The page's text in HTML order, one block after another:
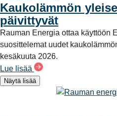
Kaukolämmön
päivittyvät
Rauman Energia ottaa käyttöön
suosittelemat uudet
kesäkuuta 2026.
Lue lisää
Näytä lisää